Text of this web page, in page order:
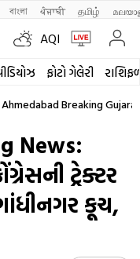
বাংলা ਪੰਜਾਬੀ தமிழ்
AQI
ફોટો ગેલેરી
Ahmedabad Breaking
News:
ટ્રેક્ટર
ગાંધીનગર કૂચ,